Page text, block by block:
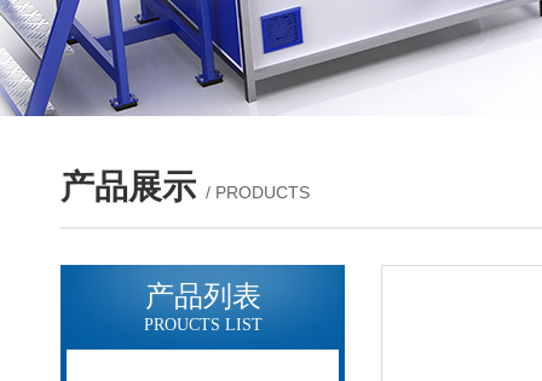
产品展示 / PRODUCTS
产品列表
PROUCTS LIST